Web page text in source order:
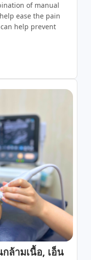
of manual
ease the pain
help prevent
ล้ามเนื้อ, เอ็น